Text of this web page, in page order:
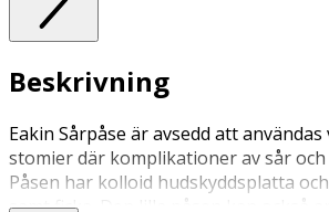
Beskrivning
Eakin Sårpåse är avsedd att
stomier där komplikationer av sår
Påsen har kolloid hudskyddsplatta
samt ficka. Den lilla påsen kan också